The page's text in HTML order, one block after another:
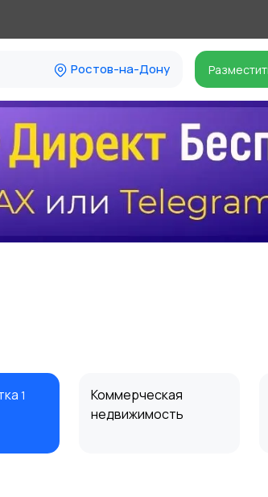
Ростов-на-Дону
1
Коммерческая
недвижимость